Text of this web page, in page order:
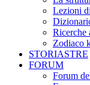
Lezioni
Ricerche
Zodiaco
STORIASTRE
FORUM
Forum